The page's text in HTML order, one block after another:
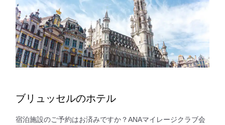
ブリュッセルのホテル
宿泊施設のご予約はお済みですか？ANAマイレージクラブ会